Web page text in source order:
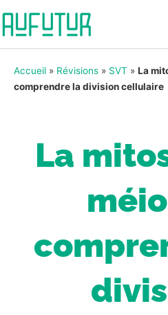
Accueil » Révisions » SVT » La
comprendre la division cellulaire
La